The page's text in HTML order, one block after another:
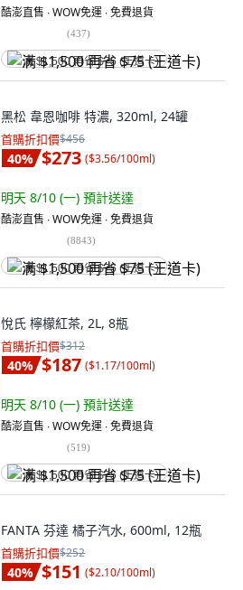
酷澎直售 ∙ WOW免運 ∙ 免費退貨
(437)
满 $1,500 再省 $75 (王道卡)
黑松 韋恩咖啡 特濃, 320ml, 24罐
首購折扣價$456
40% $273 ($3.56/100ml)
明天 8/10 (一) 預計送達
酷澎直售 ∙ WOW免運 ∙ 免費退貨
(8843)
满 $1,500 再省 $75 (王道卡)
悅氏 檸檬紅茶, 2L, 8瓶
首購折扣價$312
40% $187 ($1.17/100ml)
明天 8/10 (一) 預計送達
酷澎直售 ∙ WOW免運 ∙ 免費退貨
(519)
满 $1,500 再省 $75 (王道卡)
FANTA 芬達 橘子汽水, 600ml, 12瓶
首購折扣價$252
40% $151 ($2.10/100ml)